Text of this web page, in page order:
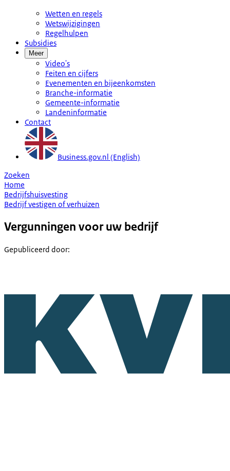
Wetten en regels
Wetswijzigingen
Regelhulpen
Subsidies
Meer
Video's
Feiten en cijfers
Evenementen en bijeenkomsten
Branche-informatie
Gemeente-informatie
Landeninformatie
Contact
Business.gov.nl (English)
Zoeken
Home
Bedrijfshuisvesting
Bedrijf vestigen of verhuizen
Vergunningen voor uw bedrijf
Gepubliceerd door: